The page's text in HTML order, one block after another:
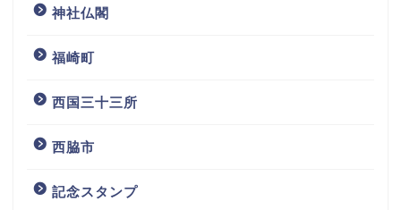
神社仏閣
福崎町
西国三十三所
西脇市
記念スタンプ